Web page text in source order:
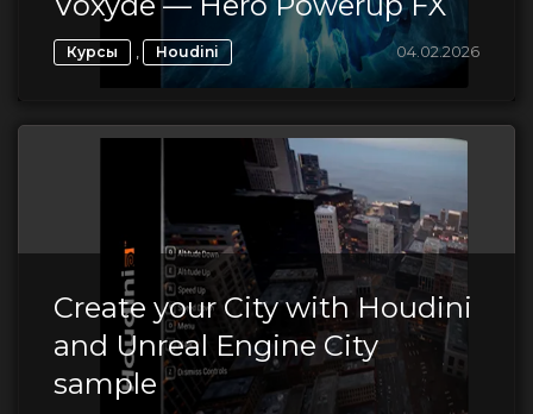
Курсы , Houdini 04.02.2026
Create your City with Houdini
and Unreal Engine City
sample